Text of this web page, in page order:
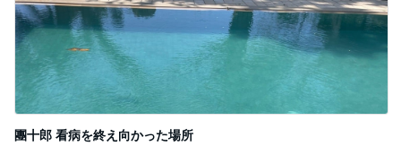
團十郎 看病を終え向かった場所